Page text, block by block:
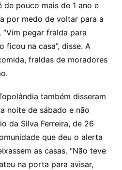
de pouco mais de 1 ano e
por medo de voltar para a
pegar fralda para
ficou na casa”, disse. A
fraldas de moradores
também disseram
noite de sábado e não
da Silva Ferreira, de 26
que deu o alerta
as casas. “Não teve
na porta para avisar,